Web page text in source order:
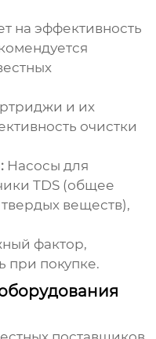
на эффективность
и их
очистки
Насосы для
TDS (общее
веществ),
фактор,
при покупке.